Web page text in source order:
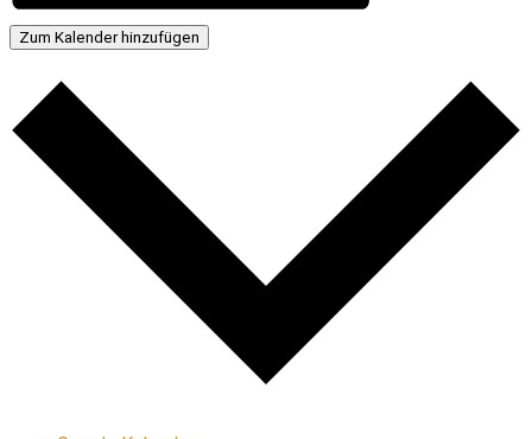
Zum Kalender hinzufügen